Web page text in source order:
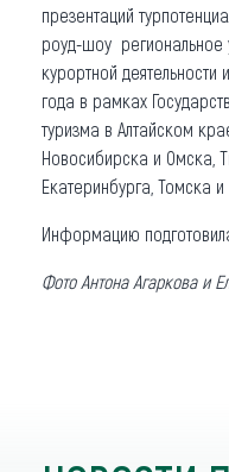
презентаций
роуд-шоу региональное
курортной деятельности
года в рамках
туризма в Алтайском
Новосибирска и Омска,
Екатеринбурга, Томска
Информацию
Фото Антона Агаркова и